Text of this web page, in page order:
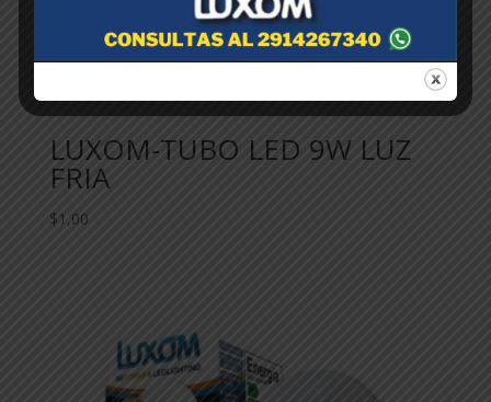
LUXOM-TUBO LED 9W LUZ
FRIA
$1,00